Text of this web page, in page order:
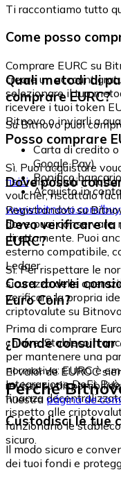
Ti raccontiamo tutto
Come posso
Comprare EURC su
creare un account
selezionare il tuo
ricevere i tuoi token
Bitnovo o inviarli a
Quali metodi di
comprare EURC?
Su Bitnovo puoi
Carta di credito
Google Pay)
Bonifico
Acquisto in
Posso comprare
Sì. Puoi acquistare
fisicidistribuiti in tutta
voucher, riscattalo
www.bitnovo.com/
Dove posso
Registrandoti su
dove puoi conservare,
direttamente. Puoi
esterno compatibile,
Ledger.
Devo verificare
EURC?
Sì. Per rispettare le
sicurezza delle
verificare la propria
criptovalute su Bitnovo.
Cosa dovrei
Euro Coin?
Prima di comprare
chiave: Stablecoin
per mantenere una
normativa: EURC è
Integrazione DeFi:
finanza
rispetto alle
funzionano le
sicuro.
¿Dónde consultar
El valor de EUROC
revisar su
nuestrapágina de
Perché
Custodisci le tue
Il modo sicuro e
dei tuoi fondi e